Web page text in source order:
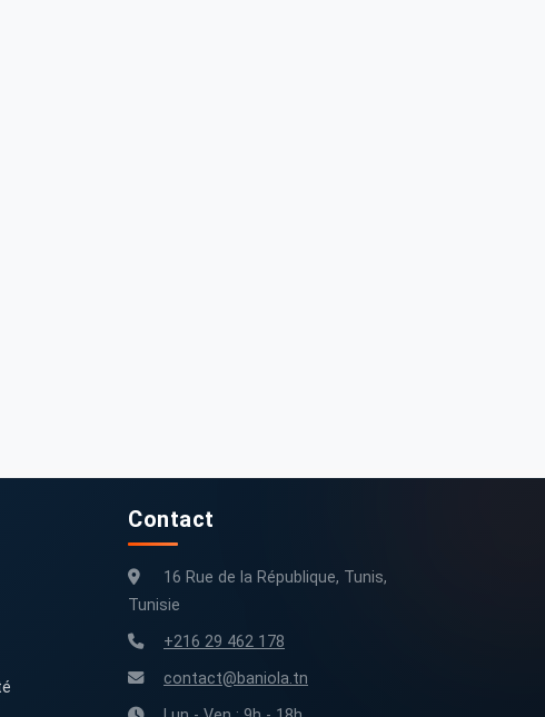
Contact
16 Rue de la République, Tunis,
Tunisie
+216 29 462 178
contact@baniola.tn